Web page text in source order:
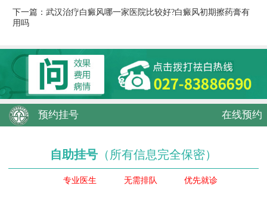
下一篇： 武汉治疗白癜风哪一家医院比较好?白癜风初期擦药膏有
用吗
预约挂号 在线预约
自助挂号 （所有信息完全保密）
专业医生 无需排队 优先就诊